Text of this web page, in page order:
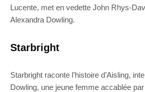
Lucente, met en vedette John Rhys-
Alexandra Dowling.
Starbright
Starbright raconte l’histoire d’Aisling,
Dowling, une jeune femme accablée par